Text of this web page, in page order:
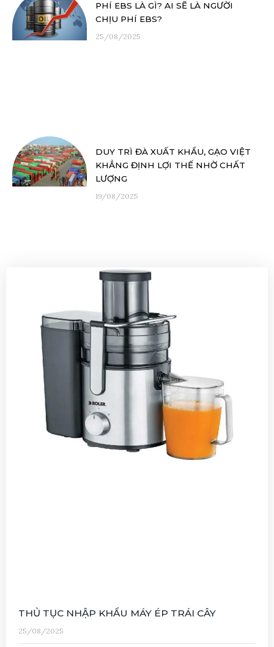
PHÍ EBS LÀ GÌ? AI SẼ LÀ NGƯỜI
CHỊU PHÍ EBS?
25/08/2025
DUY TRÌ ĐÀ XUẤT KHẨU, GẠO VIỆT
KHẲNG ĐỊNH LỢI THẾ NHỜ CHẤT
LƯỢNG
19/08/2025
THỦ TỤC NHẬP KHẨU MÁY ÉP TRÁI CÂY
25/08/2025